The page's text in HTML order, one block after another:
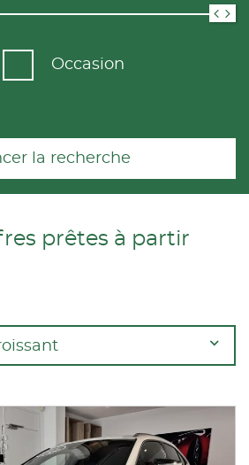
Occasion
la recherche
prêtes à partir